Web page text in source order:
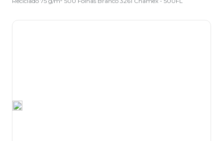
2º sacola
3º papel toalha
8